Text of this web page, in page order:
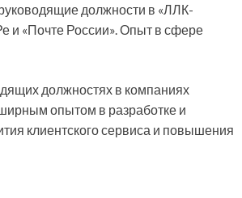
должности в «ЛЛК-
«Почте России». Опыт в сфере
должностях в компаниях
опытом в разработке и
клиентского сервиса и повышения